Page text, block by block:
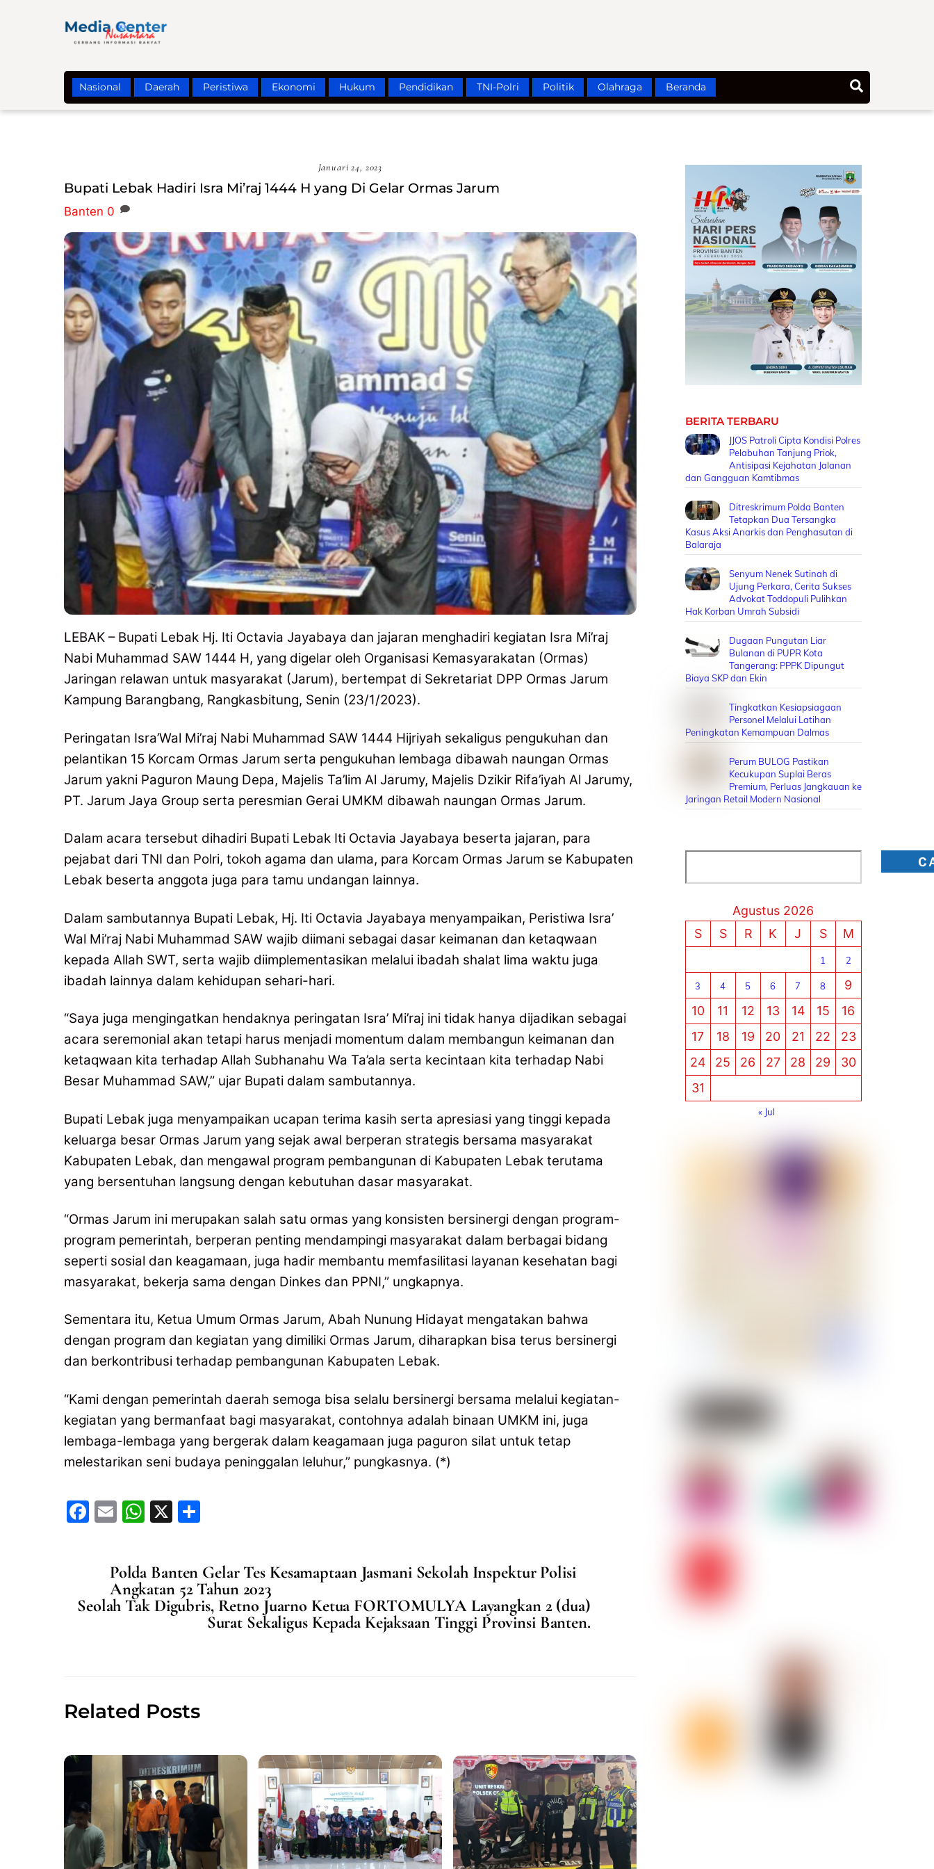
Nasional Daerah Peristiwa Ekonomi Hukum Pendidikan TNI-Polri Politik Olahraga Beranda
Januari 24, 2023
Bupati Lebak Hadiri Isra Mi’raj 1444 H yang Di Gelar Ormas Jarum
Banten 0
LEBAK – Bupati Lebak Hj. Iti Octavia Jayabaya dan jajaran menghadiri kegiatan Isra Mi’raj
Nabi Muhammad SAW 1444 H, yang digelar oleh Organisasi Kemasyarakatan (Ormas)
Jaringan relawan untuk masyarakat (Jarum), bertempat di Sekretariat DPP Ormas Jarum
Kampung Barangbang, Rangkasbitung, Senin (23/1/2023).
Peringatan Isra’Wal Mi’raj Nabi Muhammad SAW 1444 Hijriyah sekaligus pengukuhan dan
pelantikan 15 Korcam Ormas Jarum serta pengukuhan lembaga dibawah naungan Ormas
Jarum yakni Paguron Maung Depa, Majelis Ta’lim Al Jarumy, Majelis Dzikir Rifa’iyah Al Jarumy,
PT. Jarum Jaya Group serta peresmian Gerai UMKM dibawah naungan Ormas Jarum.
Dalam acara tersebut dihadiri Bupati Lebak Iti Octavia Jayabaya beserta jajaran, para
pejabat dari TNI dan Polri, tokoh agama dan ulama, para Korcam Ormas Jarum se Kabupaten
Lebak beserta anggota juga para tamu undangan lainnya.
Dalam sambutannya Bupati Lebak, Hj. Iti Octavia Jayabaya menyampaikan, Peristiwa Isra’
Wal Mi’raj Nabi Muhammad SAW wajib diimani sebagai dasar keimanan dan ketaqwaan
kepada Allah SWT, serta wajib diimplementasikan melalui ibadah shalat lima waktu juga
ibadah lainnya dalam kehidupan sehari-hari.
“Saya juga mengingatkan hendaknya peringatan Isra’ Mi’raj ini tidak hanya dijadikan sebagai
acara seremonial akan tetapi harus menjadi momentum dalam membangun keimanan dan
ketaqwaan kita terhadap Allah Subhanahu Wa Ta’ala serta kecintaan kita terhadap Nabi
Besar Muhammad SAW,” ujar Bupati dalam sambutannya.
Bupati Lebak juga menyampaikan ucapan terima kasih serta apresiasi yang tinggi kepada
keluarga besar Ormas Jarum yang sejak awal berperan strategis bersama masyarakat
Kabupaten Lebak, dan mengawal program pembangunan di Kabupaten Lebak terutama
yang bersentuhan langsung dengan kebutuhan dasar masyarakat.
“Ormas Jarum ini merupakan salah satu ormas yang konsisten bersinergi dengan program-
program pemerintah, berperan penting mendampingi masyarakat dalam berbagai bidang
seperti sosial dan keagamaan, juga hadir membantu memfasilitasi layanan kesehatan bagi
masyarakat, bekerja sama dengan Dinkes dan PPNI,” ungkapnya.
Sementara itu, Ketua Umum Ormas Jarum, Abah Nunung Hidayat mengatakan bahwa
dengan program dan kegiatan yang dimiliki Ormas Jarum, diharapkan bisa terus bersinergi
dan berkontribusi terhadap pembangunan Kabupaten Lebak.
“Kami dengan pemerintah daerah semoga bisa selalu bersinergi bersama melalui kegiatan-
kegiatan yang bermanfaat bagi masyarakat, contohnya adalah binaan UMKM ini, juga
lembaga-lembaga yang bergerak dalam keagamaan juga paguron silat untuk tetap
melestarikan seni budaya peninggalan leluhur,” pungkasnya. (*)
F
b
E
l
W
s
A
X
e
Polda Banten Gelar Tes Kesamaptaan Jasmani Sekolah Inspektur Polisi
Angkatan 52 Tahun 2023
Seolah Tak Digubris, Retno Juarno Ketua FORTOMULYA Layangkan 2 (dua)
Surat Sekaligus Kepada Kejaksaan Tinggi Provinsi Banten.
Related Posts
BERITA TERBARU
JJOS Patroli Cipta Kondisi Polres
Pelabuhan Tanjung Priok,
Antisipasi Kejahatan Jalanan
dan Gangguan Kamtibmas
Ditreskrimum Polda Banten
Tetapkan Dua Tersangka
Kasus Aksi Anarkis dan Penghasutan di
Balaraja
Senyum Nenek Sutinah di
Ujung Perkara, Cerita Sukses
Advokat Toddopuli Pulihkan
Hak Korban Umrah Subsidi
Dugaan Pungutan Liar
Bulanan di PUPR Kota
Tangerang: PPPK Dipungut
Biaya SKP dan Ekin
Tingkatkan Kesiapsiagaan
Personel Melalui Latihan
Peningkatan Kemampuan Dalmas
Perum BULOG Pastikan
Kecukupan Suplai Beras
Premium, Perluas Jangkauan ke
Jaringan Retail Modern Nasional
Agustus 2026
S
S R K J S M
1 2
3 4 5 6 7 8
9
10
11 12 13 14 15
16
17
18 19 20 21 22
23
24
25 26 27 28 29
30
31
« Jul